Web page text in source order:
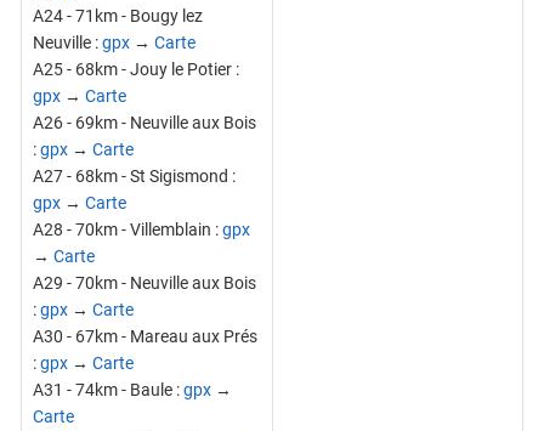
A24 - 71km - Bougy lez
Neuville :gpx→ Carte
A25 - 68km - Jouy le Potier :
gpx→ Carte
A26 - 69km - Neuville aux Bois
:gpx→ Carte
A27 - 68km - St Sigismond :
gpx→ Carte
A28 - 70km - Villemblain :gpx
→ Carte
A29 - 70km - Neuville aux Bois
:gpx→ Carte
A30 - 67km - Mareau aux Prés
:gpx→ Carte
A31 - 74km - Baule :gpx→
Carte